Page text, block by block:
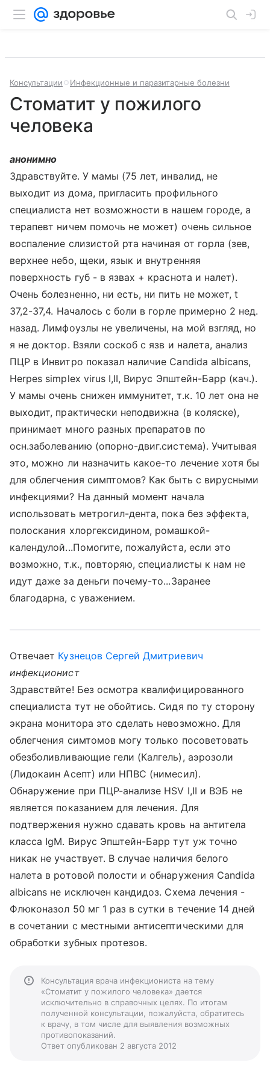
Консультации Инфекционные и паразитарные болезни
Стоматит у пожилого
человека
анонимно
Здравствуйте. У мамы (75 лет, инвалид, не
выходит из дома, пригласить профильного
специалиста нет возможности в нашем городе, а
терапевт ничем помочь не может) очень сильное
воспаление слизистой рта начиная от горла (зев,
верхнее небо, щеки, язык и внутренняя
поверхность губ - в язвах + краснота и налет).
Очень болезненно, ни есть, ни пить не может, t
37,2-37,4. Началось с боли в горле примерно 2 нед.
назад. Лимфоузлы не увеличены, на мой взгляд, но
я не доктор. Взяли соскоб с язв и налета, анализ
ПЦР в Инвитро показал наличие Candida albicans,
Herpes simplex virus I,II, Вирус Эпштейн-Барр (кач.).
У мамы очень снижен иммунитет, т.к. 10 лет она не
выходит, практически неподвижна (в коляске),
принимает много разных препаратов по
осн.заболеванию (опорно-двиг.система). Учитывая
это, можно ли назначить какое-то лечение хотя бы
для облегчения симптомов? Как быть с вирусными
инфекциями? На данный момент начала
использовать метрогил-дента, пока без эффекта,
полоскания хлоргексидином, ромашкой-
календулой...Помогите, пожалуйста, если это
возможно, т.к., повторяю, специалисты к нам не
идут даже за деньги почему-то...Заранее
благодарна, с уважением.
Отвечает Кузнецов Сергей Дмитриевич
инфекционист
Здравствйте! Без осмотра квалифицированного
специалиста тут не обойтись. Сидя по ту сторону
экрана монитора это сделать невозможно. Для
облегчения симтомов могу только посоветовать
обезболивливающие гели (Калгель), аэрозоли
(Лидокаин Асепт) или НПВС (нимесил).
Обнаружение при ПЦР-анализе HSV I,II и ВЭБ не
является показанием для лечения. Для
подтвержения нужно сдавать кровь на антитела
класса IgM. Вирус Эпштейн-Барр тут уж точно
никак не участвует. В случае наличия белого
налета в ротовой полости и обнаружения Candida
albicans не исключен кандидоз. Схема лечения -
Флюконазол 50 мг 1 раз в сутки в течение 14 дней
в сочетании с местными антисептическими для
обработки зубных протезов.
Консультация врача инфекциониста на тему
«Стоматит у пожилого человека» дается
исключительно в справочных целях. По итогам
полученной консультации, пожалуйста, обратитесь
к врачу, в том числе для выявления возможных
противопоказаний.
Ответ опубликован 2 августа 2012